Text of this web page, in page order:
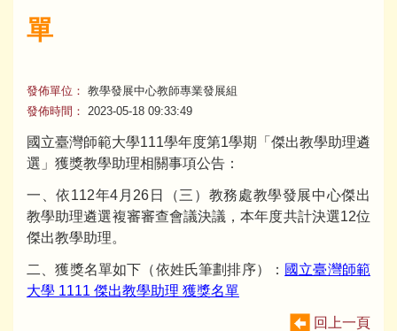
單
發佈單位： 教學發展中心教師專業發展組
發佈時間：
2023-05-18 09:33:49
國立臺灣師範大學111學年度第1學期「傑出教學助理遴
選」獲獎教學助理相關事項公告：
一、依112年4月26日（三）教務處教學發展中心傑出
教學助理遴選複審審查會議決議，本年度共計決選12位
傑出教學助理。
二、獲獎名單如下（依姓氏筆劃排序）： 國立臺灣師範
大學 1111 傑出教學助理 獲獎名單
回上一頁